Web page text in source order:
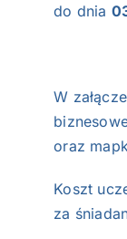
do dnia
W
oraz
Koszt
za